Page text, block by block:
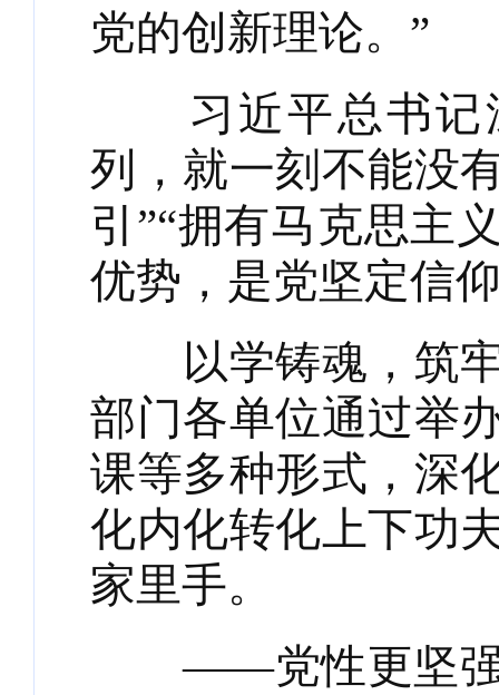
党的创新理论。”
习近平总书记
列，就一刻不能没
引”“拥有马克思主
优势，是党坚定信
以学铸魂，筑牢
部门各单位通过举
课等多种形式，深
化内化转化上下功
家里手。
——党性更坚强。